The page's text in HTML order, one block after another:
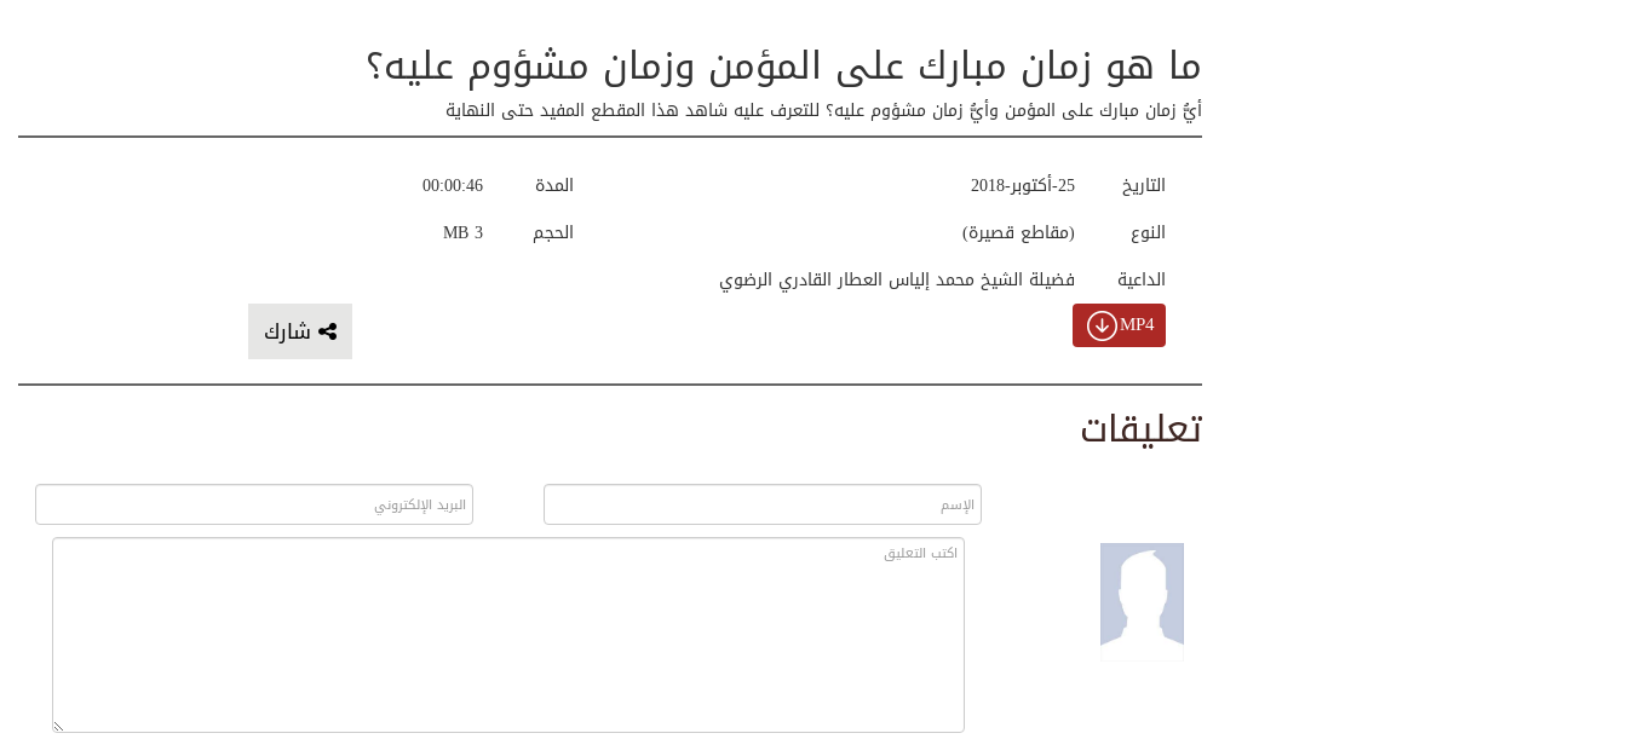
ما هو زمان مبارك على المؤمن وزمان مشؤوم عليه؟
أيُّ زمان مبارك على المؤمن وأيُّ زمان مشؤوم عليه؟ للتعرف عليه شاهد هذا المقطع المفيد حتى النهاية
00:00:46
المدة
3 MB
الحجم
25-أكتوبر-2018
التاريخ
(مقاطع قصيرة)
النوع
فضيلة الشيخ محمد إلياس العطار القادري الرضوي
الداعية
شارك MP4
تعليقات